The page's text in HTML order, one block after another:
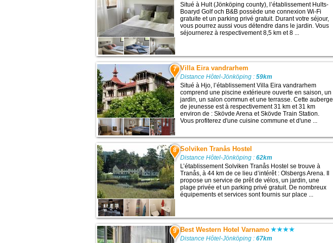
Situé à Hult (Jönköping county), l’établissement Hults-
Boaryd Golf och B&B possède une connexion Wi-Fi
gratuite et un parking privé gratuit. Durant votre séjour,
vous pourrez aussi vous détendre dans le jardin. Vous
séjournerez à respectivement 8,5 km et 8 ...
7 Villa Eira vandrarhem
Distance Hôtel-Jönköping :59km
Situé à Hjo, l’établissement Villa Eira vandrarhem
comprend une piscine extérieure ouverte en saison, un
jardin, un salon commun et une terrasse. Cette auberge
de jeunesse est à respectivement 31 km et 31 km
environ de : Skövde Arena et Skövde Train Station.
Vous profiterez d'une cuisine commune et d'une ...
8 Solviken Tranås Hostel
Distance Hôtel-Jönköping :62km
L’établissement Solviken Tranås Hostel se trouve à
Tranås, à 44 km de ce lieu d’intérêt : Olsbergs Arena. Il
propose un service de prêt de vélos, un jardin, une
plage privée et un parking privé gratuit. De nombreux
équipements et services sont fournis sur place ...
9 Best Western Hotel Varnamo
Distance Hôtel-Jönköping :67km